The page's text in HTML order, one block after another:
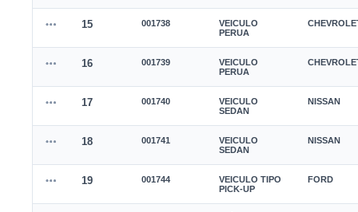
15 001738
VEICULO
PERUA
16 001739
VEICULO
PERUA
17 001740
VEICULO
SEDAN
NISSAN
18 001741
VEICULO
SEDAN
NISSAN
19 001744
VEICULO TIPO
PICK-UP
FORD